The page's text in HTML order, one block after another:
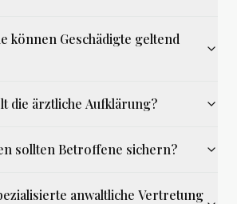
können Geschädigte geltend
die ärztliche Aufklärung?
sollten Betroffene sichern?
anwaltliche Vertretung